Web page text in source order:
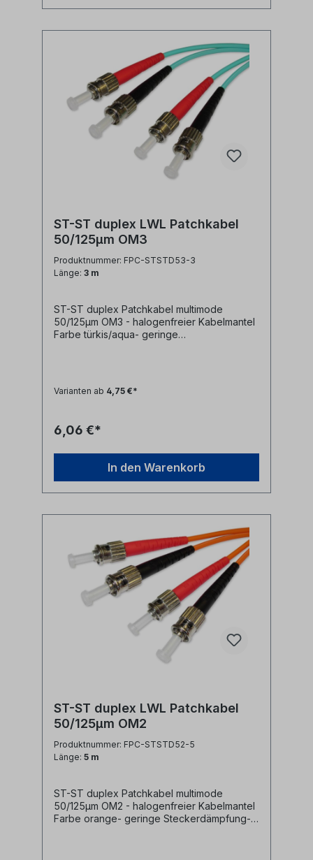
ST-ST duplex LWL Patchkabel
50/125µm OM3
Produktnummer: FPC-STSTD53-3
Länge: 3 m
ST-ST duplex Patchkabel multimode
50/125µm OM3 - halogenfreier Kabelmantel
Farbe türkis/aqua- geringe
Varianten ab 4,75 €*
6,06 €*
In den Warenkorb
ST-ST duplex LWL Patchkabel
50/125µm OM2
Produktnummer: FPC-STSTD52-5
Länge: 5 m
ST-ST duplex Patchkabel multimode
50/125µm OM2 - halogenfreier Kabelmantel
Farbe orange- geringe Steckerdämpfung-